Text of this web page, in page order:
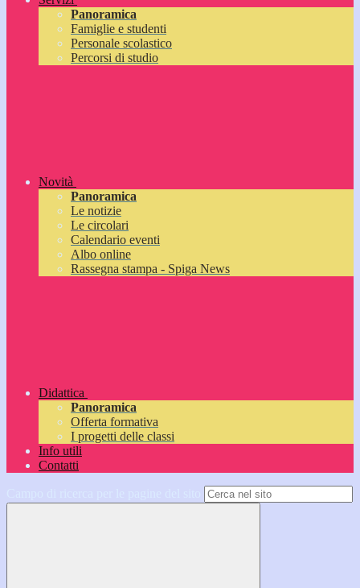
Panoramica
Famiglie e studenti
Personale scolastico
Percorsi di studio
Novità
Panoramica
Le notizie
Le circolari
Calendario eventi
Albo online
Rassegna stampa - Spiga News
Didattica
Panoramica
Offerta formativa
I progetti delle classi
Info utili
Contatti